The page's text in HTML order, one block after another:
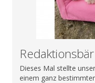
Dieses Mal stellte
einem ganz